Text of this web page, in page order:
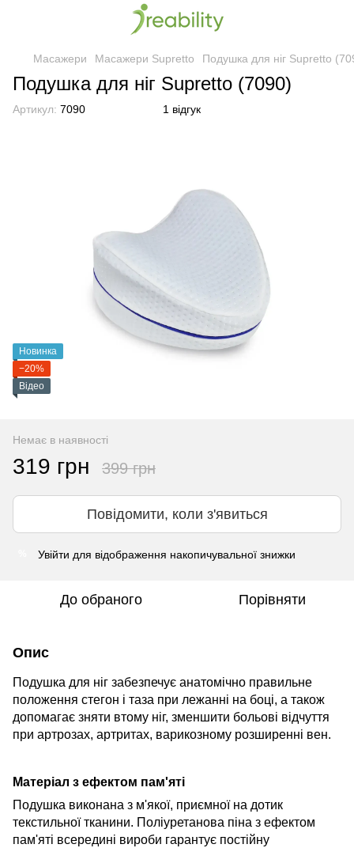
Масажери Масажери Supretto Подушка для ніг Supretto
Подушка для ніг Supretto (7090)
Артикул: 7090 1 відгук
Новинка
−20%
Відео
Немає в наявності
319 грн 399 грн
Повідомити, коли з'явиться
Увійти для відображення накопичувальної знижки
До обраного Порівняти
Опис
Подушка для ніг забезпечує анатомічно правильне
положення стегон і таза при лежанні на боці, а також
допомагає зняти втому ніг, зменшити больові відчуття
при артрозах, артритах, варикозному розширенні вен.
Матеріал з ефектом пам'яті
Подушка виконана з м'якої, приємної на дотик
текстильної тканини. Поліуретанова піна з ефектом
пам'яті всередині вироби гарантує постійну